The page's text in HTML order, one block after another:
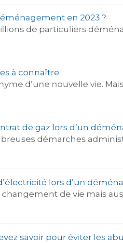
en 2023 ?
de particuliers
à connaître
d’une nouvelle vie.
de gaz lors d’un
démarches
lors d’un
de vie mais
savoir pour éviter les